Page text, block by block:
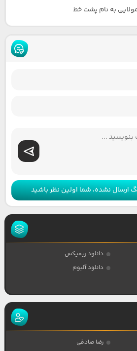
به نام پشت خط
ارسال نشده، شما اولین نظر باشید
دانلود ریمیکس
دانلود آلبوم
رضا صادقی